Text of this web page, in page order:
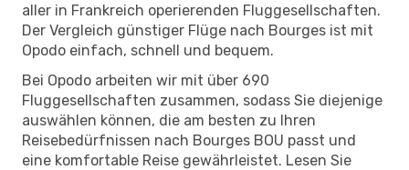
aller in Frankreich operierenden Fluggesellschaften.
Der Vergleich günstiger Flüge nach Bourges ist mit
Opodo einfach, schnell und bequem.
Bei Opodo arbeiten wir mit über 690
Fluggesellschaften zusammen, sodass Sie diejenige
auswählen können, die am besten zu Ihren
Reisebedürfnissen nach Bourges BOU passt und
eine komfortable Reise gewährleistet. Lesen Sie